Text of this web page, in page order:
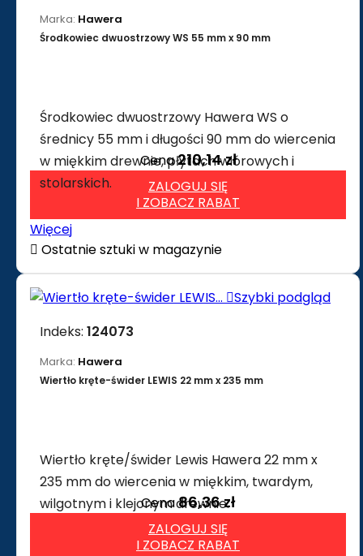
Marka: Hawera
Środkowiec dwuostrzowy WS 55 mm x 90 mm
Środkowiec dwuostrzowy Hawera WS o
średnicy 55 mm i długości 90 mm do wiercenia
w miękkim drewnie, płytach wiórowych i
stolarskich.
Cena210,14 zł
ZALOGUJ SIĘ
I ZOBACZ RABAT
Więcej
 Ostatnie sztuki w magazynie
Szybki podgląd
Indeks: 124073
Marka: Hawera
Wiertło kręte-świder LEWIS 22 mm x 235 mm
Wiertło kręte/świder Lewis Hawera 22 mm x
235 mm do wiercenia w miękkim, twardym,
wilgotnym i klejonym drewnie.
Cena86,36 zł
ZALOGUJ SIĘ
I ZOBACZ RABAT